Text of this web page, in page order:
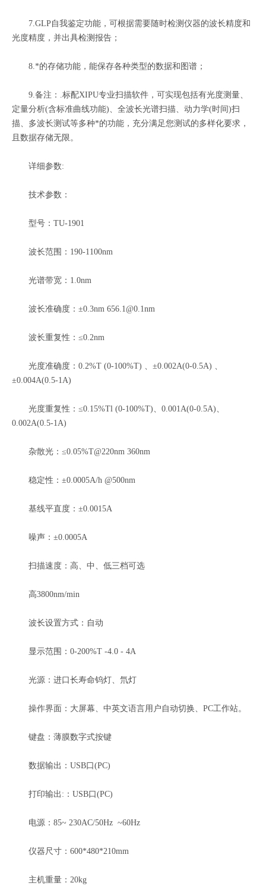
7.GLP自我鉴定功能，可根据需要随时检测仪器的波长精度和
光度精度，并出具检测报告；
8.*的存储功能，能保存各种类型的数据和图谱；
9.备注：.标配XIPU专业扫描软件，可实现包括有光度测量、
定量分析(含标准曲线功能)、全波长光谱扫描、动力学(时间)扫
描、多波长测试等多种*的功能，充分满足您测试的多样化要求，
且数据存储无限。
详细参数:
技术参数：
型号：TU-1901
波长范围：190-1100nm
光谱带宽：1.0nm
波长准确度：±0.3nm 656.1@0.1nm
波长重复性：≤0.2nm
光度准确度：0.2%T (0-100%T) 、±0.002A(0-0.5A) 、
±0.004A(0.5-1A)
光度重复性：≤0.15%Tl (0-100%T)、0.001A(0-0.5A)、
0.002A(0.5-1A)
杂散光：≤0.05%T@220nm 360nm
稳定性：±0.0005A/h @500nm
基线平直度：±0.0015A
噪声：±0.0005A
扫描速度：高、中、低三档可选
高3800nm/min
波长设置方式：自动
显示范围：0-200%T -4.0 - 4A
光源：进口长寿命钨灯、氘灯
操作界面：大屏幕、中英文语言用户自动切换、PC工作站。
键盘：薄膜数字式按键
数据输出：USB口(PC)
打印输出:：USB口(PC)
电源：85~ 230AC/50Hz ~60Hz
仪器尺寸：600*480*210mm
主机重量：20kg